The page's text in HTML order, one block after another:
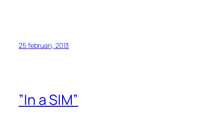
25 februari, 2013
”In a SIM”